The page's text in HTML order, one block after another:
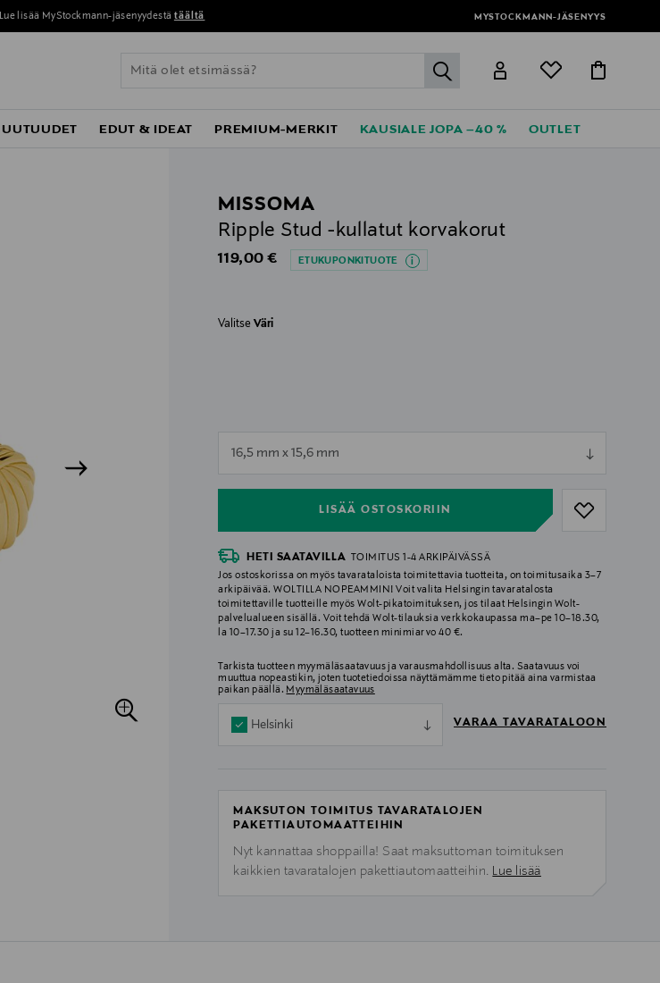
Lue lisää MyStockmann-jäsenyydestä täältä MYSTOCKMANN-JÄSENYYS
label.header.go
UUTUUDET EDUT & IDEAT PREMIUM-MERKIT KAUSIALE JOPA –40 % OUTLET
MISSOMA
Ripple Stud -kullatut korvakorut
Original Price
119,00 € ETUKUPONKITUOTE
ValitseVäri
16,5 mm x 15,6 mm
LISÄÄ OSTOSKORIIN
HETI SAATAVILLA
TOIMITUS 1-4 ARKIPÄIVÄSSÄ
Jos ostoskorissa on myös tavarataloista toimitettavia tuotteita, on toimitusaika 3–7
arkipäivää. WOLTILLA NOPEAMMIN! Voit valita Helsingin tavaratalosta
toimitettaville tuotteille myös Wolt-pikatoimituksen, jos tilaat Helsingin Wolt-
palvelualueen sisällä. Voit tehdä Wolt-tilauksia verkkokaupassa ma–pe 10–18.30,
la 10–17.30 ja su 12–16.30, tuotteen minimiarvo 40 €.
Tarkista tuotteen myymäläsaatavuus ja varausmahdollisuus alta. Saatavuus voi
muuttua nopeastikin, joten tuotetiedoissa näyttämämme tieto pitää aina varmistaa
paikan päällä. Myymäläsaatavuus
Helsinki VARAA TAVARATALOON
MAKSUTON TOIMITUS TAVARATALOJEN
PAKETTIAUTOMAATTEIHIN
Nyt kannattaa shoppailla! Saat maksuttoman toimituksen
kaikkien tavaratalojen pakettiautomaatteihin. Lue lisää